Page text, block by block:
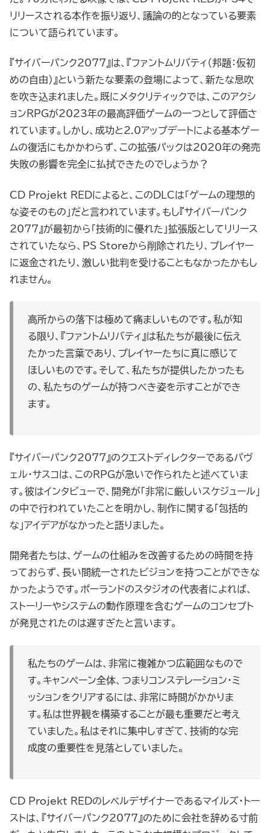
リリースされる本作を振り返り、議論の的となっている要素
について語られています。
『サイバーパンク2077』は、『ファントムリバティ（邦題：仮初
めの自由）』という新たな要素の登場によって、新たな息吹
を吹き込まれました。既にメタクリティックでは、このアクシ
ョンRPGが2023年の最高評価ゲームの一つとして評価さ
れています。しかし、成功と2.0アップデートによる基本ゲー
ムの復活にもかかわらず、この拡張パックは2020年の発売
失敗の影響を完全に払拭できたのでしょうか？
CD Projekt REDによると、このDLCは「ゲームの理想的
な姿そのもの」だと言われています。もし『サイバーパンク
2077』が最初から「技術的に優れた」拡張版としてリリース
されていたなら、PS Storeから削除されたり、プレイヤー
に返金されたり、激しい批判を受けることもなかったかもし
れません。
高所からの落下は極めて痛ましいものです。私が知
る限り、『ファントムリバティ』は私たちが最後に伝え
たかった言葉であり、プレイヤーたちに真に感じて
ほしいものです。そして、私たちが提供したかったも
の、私たちのゲームが持つべき姿を示すことができ
ます。
『サイバーパンク2077』のクエストディレクターであるパヴ
ェル・サスコは、このRPGが急いで作られたと述べていま
す。彼はインタビューで、開発が「非常に厳しいスケジュール」
の中で行われていたことを明かし、制作に関する「包括的
な」アイデアがなかったと語りました。
開発者たちは、ゲームの仕組みを改善するための時間を持
っておらず、長い間統一されたビジョンを持つことができな
かったようです。ポーランドのスタジオの代表者によれば、
ストーリーやシステムの動作原理を含むゲームのコンセプト
が発見されたのは遅すぎたと言います。
私たちのゲームは、非常に複雑かつ広範囲なもので
す。キャンペーン全体、つまりコンステレーション・ミ
ッションをクリアするには、非常に時間がかかりま
す。私は世界観を構築することが最も重要だと考え
ていました。私はそれに集中しすぎて、技術的な完
成度の重要性を見落としていました。
CD Projekt REDのレベルデザイナーであるマイルズ・トー
ストは、『サイバーパンク2077』のために会社を辞める寸前